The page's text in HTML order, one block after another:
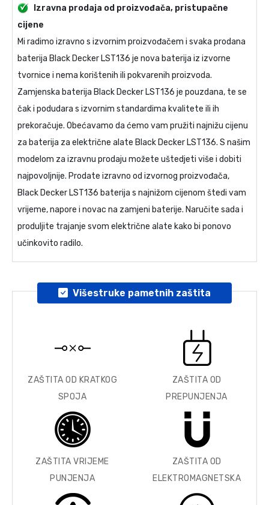
Izravna prodaja od proizvođača, pristupačne
cijene
Mi radimo izravno s izvornim proizvođačem i svaka prodana
baterija Black Decker LST136 je nova baterija iz izvorne
tvornice i nema korištenih ili pokvarenih proizvoda.
Zamjenska baterija Black Decker LST136 je pouzdana, te se
čak i podudara s izvornim standardima kvalitete ili ih
prekoračuje. Obećavamo da ćemo vam pružiti najnižu cijenu
za baterija za električne alate Black Decker LST136. S našim
modelom za izravnu prodaju možete uštedjeti više i dobiti
najpovoljnije. Prodate izravno od izvornog proizvođača,
Black Decker LST136 baterija s najnižom cijenom štedi vam
vrijeme, napore i novac na zamjeni baterije. Naručite sada i
produljite trajanje svom električne alate kako bi ponovo
učinkovito radilo.
Višestruke pametnih zaštita
ZAŠTITA OD KRATKOG
SPOJA
ZAŠTITA OD
PREPUNJENJA
ZAŠTITA VRIJEME
PUNJENJA
ZAŠTITA OD
ELEKTROMAGNETSKA